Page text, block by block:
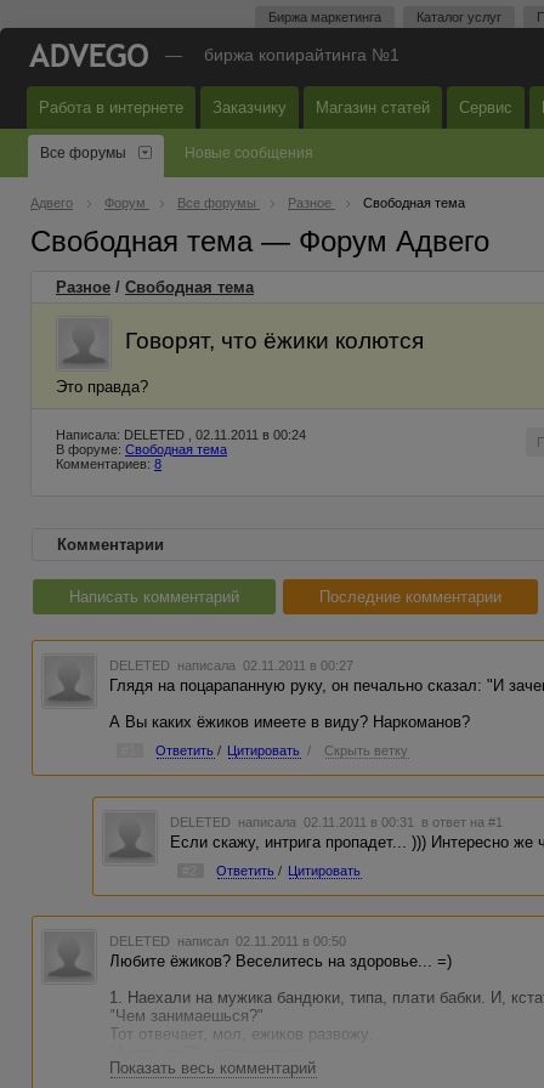
Биржа маркетинга Каталог услуг
— биржа копирайтинга №1
Работа в интернете Заказчику Магазин статей Сервис
Все форумы Новые сообщения
Адвего Форум Все форумы Разное Свободная тема
Свободная тема — Форум Адвего
Разное / Свободная тема
Говорят, что ёжики колются
Это правда?
Написала: DELETED , 02.11.2011 в 00:24
В форуме: Свободная тема
Комментариев: 8
Комментарии
Написать комментарий Последние комментарии
DELETED написала 02.11.2011 в 00:27
Глядя на поцарапанную руку, он печально сказал: "И
А Вы каких ёжиков имеете в виду? Наркоманов?
Ответить / Цитировать / Скрыть ветку
DELETED написала 02.11.2011 в 00:31 в ответ на #1
Если скажу, интрига пропадет... ))) Интересно
Ответить / Цитировать
DELETED написал 02.11.2011 в 00:50
Любите ёжиков? Веселитесь на здоровье... =)
1. Наехали на мужика бандюки, типа, плати бабки. И,
"Чем занимаешься?"
Тот отвечает, мол, ежиков развожу.
Мужик говорит: "Поехали, покажу".
Показать весь комментарий